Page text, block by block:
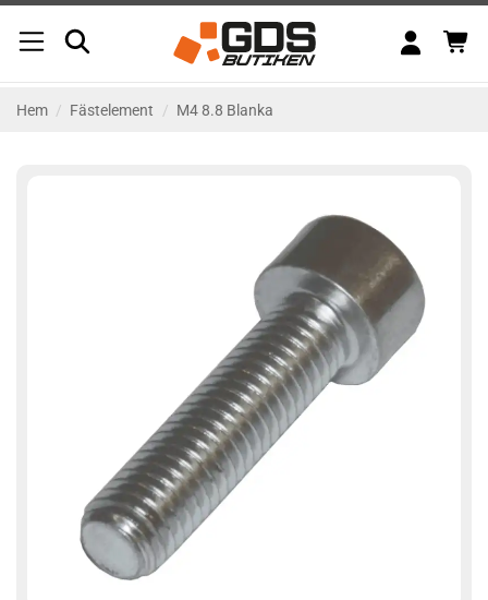
Hem / Fästelement / M4 8.8 Blanka